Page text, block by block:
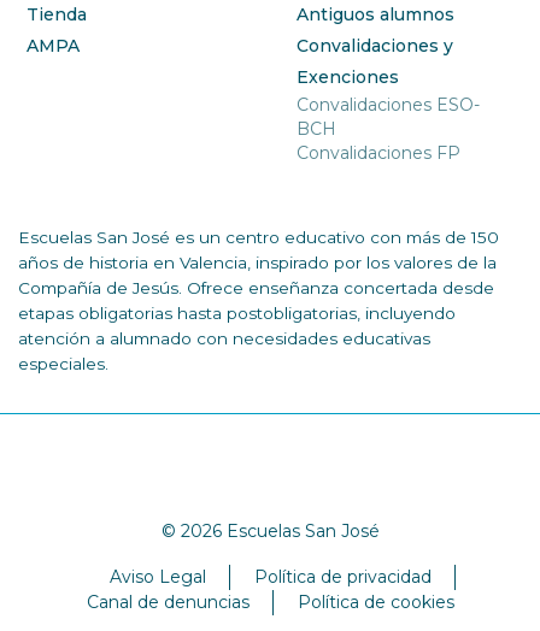
Tienda
AMPA
Antiguos alumnos
Convalidaciones y
Exenciones
Convalidaciones ESO-
BCH
Convalidaciones FP
Escuelas San José es un centro educativo con más de 150
años de historia en Valencia, inspirado por los valores de la
Compañía de Jesús. Ofrece enseñanza concertada desde
etapas obligatorias hasta postobligatorias, incluyendo
atención a alumnado con necesidades educativas
especiales.
© 2026 Escuelas San José
Aviso Legal
Política de privacidad
Canal de denuncias
Política de cookies